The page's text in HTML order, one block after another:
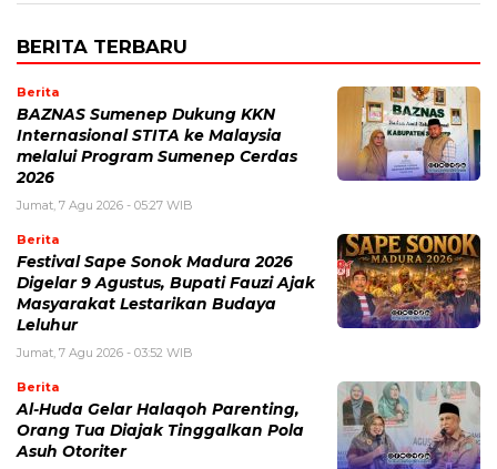
BERITA TERBARU
Berita
BAZNAS Sumenep Dukung KKN
Internasional STITA ke Malaysia
melalui Program Sumenep Cerdas
2026
Jumat, 7 Agu 2026 - 05:27 WIB
Berita
Festival Sape Sonok Madura 2026
Digelar 9 Agustus, Bupati Fauzi Ajak
Masyarakat Lestarikan Budaya
Leluhur
Jumat, 7 Agu 2026 - 03:52 WIB
Berita
Al-Huda Gelar Halaqoh Parenting,
Orang Tua Diajak Tinggalkan Pola
Asuh Otoriter